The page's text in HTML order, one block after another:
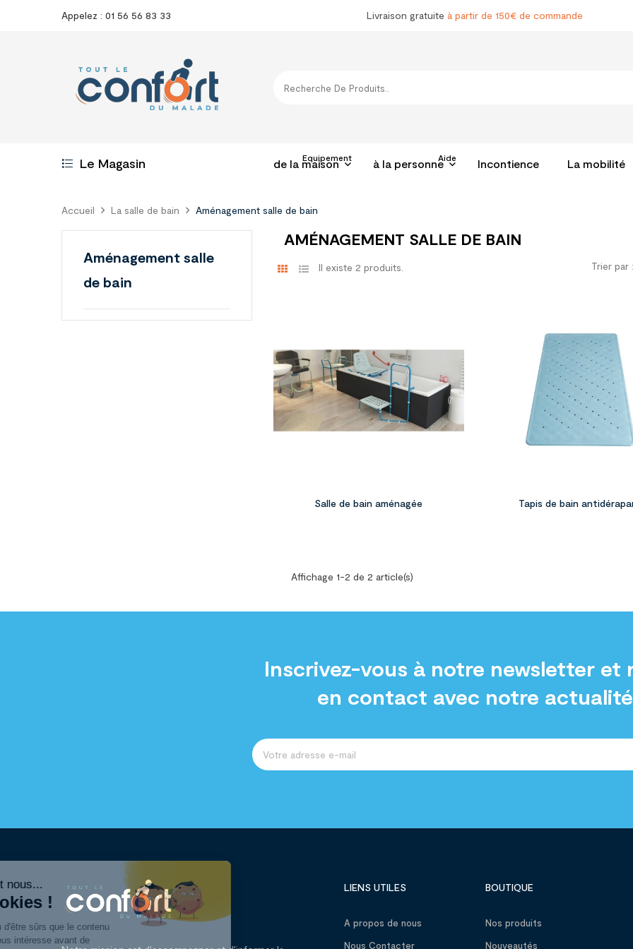
Appelez : 01 56 56 83 33 Livraison gratuite à partir de 150€ de commande
Le Magasin de la maison
Equipement à la personneAide Incontience La mobilité
Accueil La salle de bain Aménagement salle de bain
Aménagement salle
de bain
AMÉNAGEMENT SALLE DE BAIN
Il existe 2 produits. Trier par :
Salle de bain aménagée Tapis de bain
Affichage 1-2 de 2 article(s)
Inscrivez-vous à notre newsletter et
en contact avec notre actualité
LIENS UTILES
A propos de nous
Nous Contacter
BOUTIQUE
Nos produits
Nouveautés